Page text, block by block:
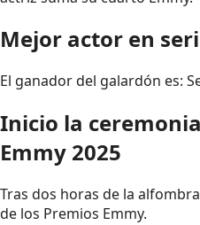
Mejor actor en
El ganador del galardón es:
Inicio la
Emmy 2025
Tras dos horas de la
de los Premios Emmy.